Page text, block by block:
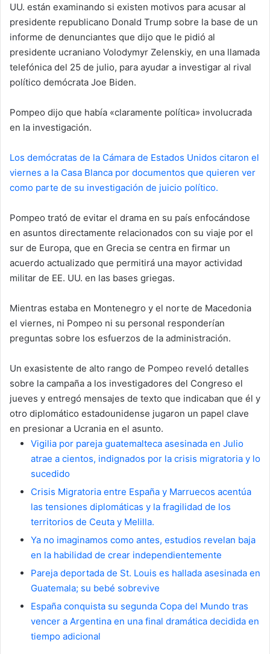
UU. están examinando si existen motivos para acusar al
presidente republicano Donald Trump sobre la base de un
informe de denunciantes que dijo que le pidió al
presidente ucraniano Volodymyr Zelenskiy, en una llamada
telefónica del 25 de julio, para ayudar a investigar al rival
político demócrata Joe Biden.
Pompeo dijo que había «claramente política» involucrada
en la investigación.
Los demócratas de la Cámara de Estados Unidos citaron el
viernes a la Casa Blanca por documentos que quieren ver
como parte de su investigación de juicio político.
Pompeo trató de evitar el drama en su país enfocándose
en asuntos directamente relacionados con su viaje por el
sur de Europa, que en Grecia se centra en firmar un
acuerdo actualizado que permitirá una mayor actividad
militar de EE. UU. en las bases griegas.
Mientras estaba en Montenegro y el norte de Macedonia
el viernes, ni Pompeo ni su personal responderían
preguntas sobre los esfuerzos de la administración.
Un exasistente de alto rango de Pompeo reveló detalles
sobre la campaña a los investigadores del Congreso el
jueves y entregó mensajes de texto que indicaban que él y
otro diplomático estadounidense jugaron un papel clave
en presionar a Ucrania en el asunto.
Vigilia por pareja guatemalteca asesinada en Julio
atrae a cientos, indignados por la crisis migratoria y lo
sucedido
Crisis Migratoria entre España y Marruecos acentúa
las tensiones diplomáticas y la fragilidad de los
territorios de Ceuta y Melilla.
Ya no imaginamos como antes, estudios revelan baja
en la habilidad de crear independientemente
Pareja deportada de St. Louis es hallada asesinada en
Guatemala; su bebé sobrevive
España conquista su segunda Copa del Mundo tras
vencer a Argentina en una final dramática decidida en
tiempo adicional